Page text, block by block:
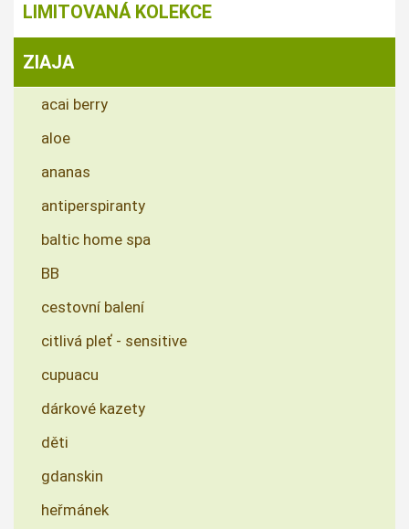
LIMITOVANÁ KOLEKCE
ZIAJA
acai berry
aloe
ananas
antiperspiranty
baltic home spa
BB
cestovní balení
citlivá pleť - sensitive
cupuacu
dárkové kazety
děti
gdanskin
heřmánek